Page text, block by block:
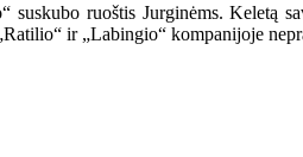
suskubo ruoštis Jurginėms.
ir „Labingio“ kompanijoje